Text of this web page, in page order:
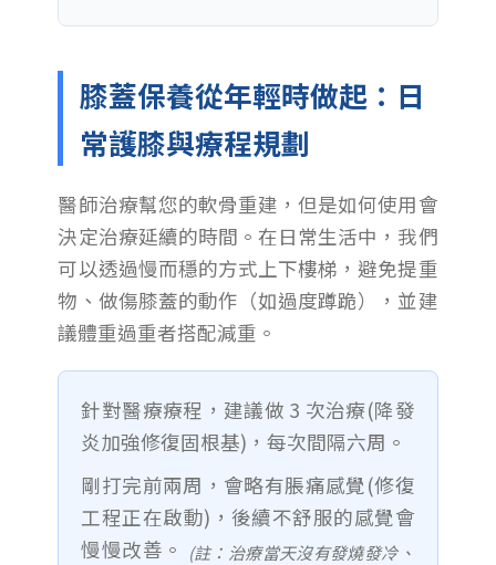
膝蓋保養從年輕時做起：日
常護膝與療程規劃
醫師治療幫您的軟骨重建，但是如何使用會
決定治療延續的時間。在日常生活中，我們
可以透過慢而穩的方式上下樓梯，避免提重
物、做傷膝蓋的動作（如過度蹲跪），並建
議體重過重者搭配減重。
針對醫療療程，建議做 3 次治療(降發
炎加強修復固根基)，每次間隔六周。
剛打完前兩周，會略有脹痛感覺(修復
工程正在啟動)，後續不舒服的感覺會
慢慢改善。
(註：治療當天沒有發燒發冷、